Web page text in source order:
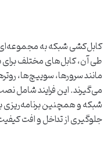
کابل‌کشی شبکه به مجموعه‌ای
طی آن، کابل‌های مختلف برای
مانند سرورها، سوییچ‌ها،
می‌گیرند. این فرایند شامل
شبکه و همچنین
جلوگیری از تداخل و افت